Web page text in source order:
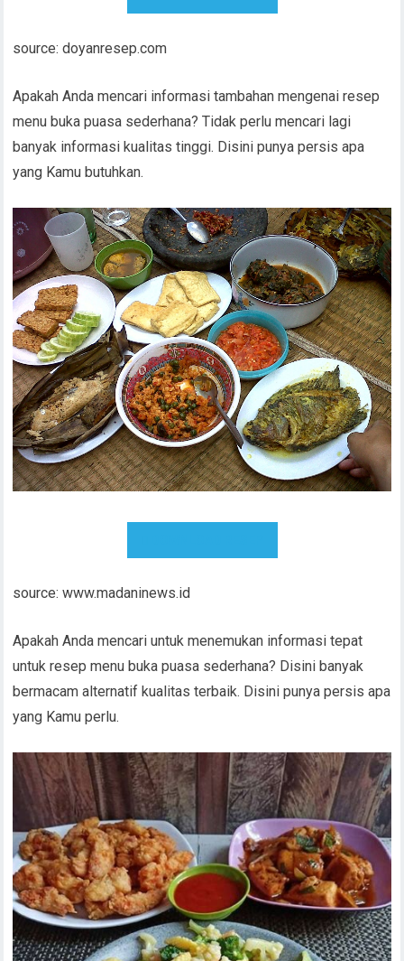
source: doyanresep.com
Apakah Anda mencari informasi tambahan mengenai resep
menu buka puasa sederhana? Tidak perlu mencari lagi
banyak informasi kualitas tinggi. Disini punya persis apa
yang Kamu butuhkan.
source: www.madaninews.id
Apakah Anda mencari untuk menemukan informasi tepat
untuk resep menu buka puasa sederhana? Disini banyak
bermacam alternatif kualitas terbaik. Disini punya persis apa
yang Kamu perlu.